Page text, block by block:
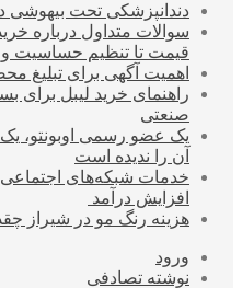
دندانپزشکی تحت بیهوشی
سوالات متداول درباره
قیمت تا تنظیم حساسیت
اهمیت آگهی برای تبلیغ
راهنمای خرید لیبل برای
صنعتی
یک عضو رسمی اوبونتو،
آن را ندیده است
افزایش درآمد
هزینه رنگ مو در شیراز
ورود
نوشته تصادفی